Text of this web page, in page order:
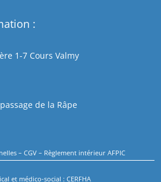
:
1-7 Cours Valmy
de la Râpe
–CGV – Règlement intérieur AFPIC
et médico-social : CERFHA